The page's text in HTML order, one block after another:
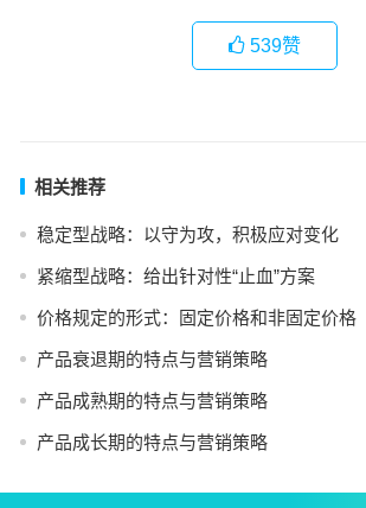
539赞
相关推荐
稳定型战略：以守为攻，积极应对变化
紧缩型战略：给出针对性“止血”方案
价格规定的形式：固定价格和非固定价格
产品衰退期的特点与营销策略
产品成熟期的特点与营销策略
产品成长期的特点与营销策略